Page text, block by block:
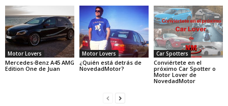
Motor Lovers
Mercedes-Benz A45 AMG
Edition One de Juan
Motor Lovers
¿Quién está detrás de
NovedadMotor?
Car Spotters
Conviértete en el
próximo Car Spotter o
Motor Lover de
NovedadMotor